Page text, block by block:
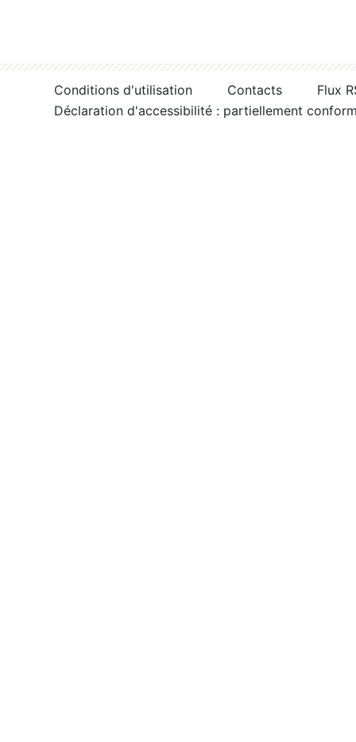
Conditions d'utilisation Contacts
Flux
Déclaration d'accessibilité : partiellement